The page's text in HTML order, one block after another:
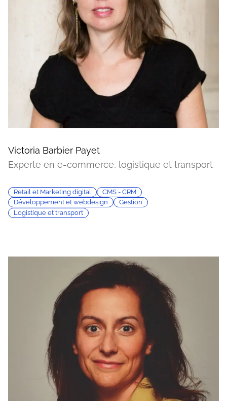
Victoria Barbier Payet
Experte en e-commerce, logistique et transport
Retail et Marketing digital
CMS - CRM
Développement et webdesign
Gestion
Logistique et transport